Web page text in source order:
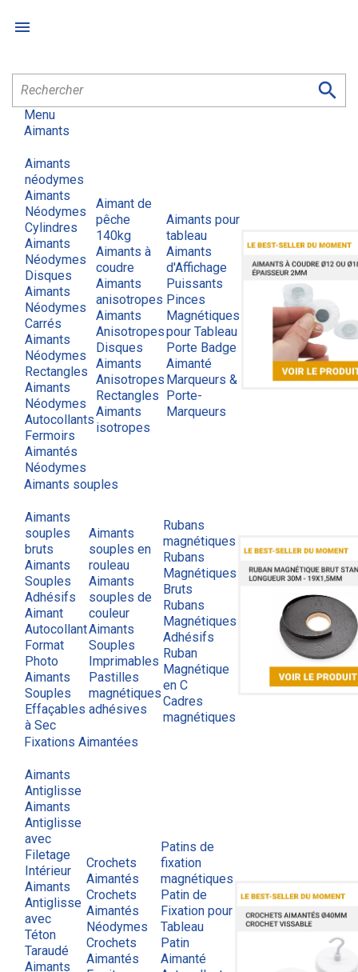


Menu
Aimants
Aimants
néodymes
Aimants
Néodymes
Cylindres
Aimants
Néodymes
Disques
Aimants
Néodymes
Carrés
Aimants
Néodymes
Rectangles
Aimants
Néodymes
Autocollants
Fermoirs
Aimantés
Néodymes
Aimant de
pêche
140kg
Aimants à
coudre
Aimants
anisotropes
Aimants
Anisotropes
Disques
Aimants
Anisotropes
Rectangles
Aimants
isotropes
Aimants pour
tableau
Aimants
d'Affichage
Puissants
Pinces
Magnétiques
pour Tableau
Porte Badge
Aimanté
Marqueurs &
Porte-
Marqueurs
Aimants souples
Aimants
souples
bruts
Aimants
Souples
Adhésifs
Aimant
Autocollant
Format
Photo
Aimants
Souples
Effaçables
à Sec
Aimants
souples en
rouleau
Aimants
souples de
couleur
Aimants
Souples
Imprimables
Pastilles
magnétiques
adhésives
Rubans
magnétiques
Rubans
Magnétiques
Bruts
Rubans
Magnétiques
Adhésifs
Ruban
Magnétique
en C
Cadres
magnétiques
Fixations Aimantées
Aimants
Antiglisse
Aimants
Antiglisse
avec
Filetage
Intérieur
Aimants
Antiglisse
avec
Téton
Taraudé
Aimants
Crochets
Aimantés
Crochets
Aimantés
Néodymes
Crochets
Aimantés
Patins de
fixation
magnétiques
Patin de
Fixation pour
Tableau
Patin
Aimanté